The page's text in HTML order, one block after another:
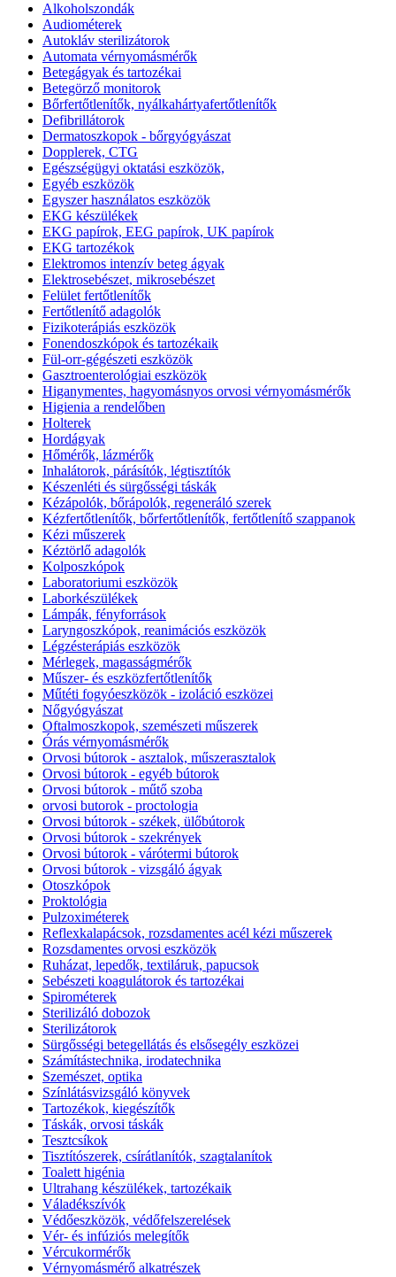
Alkoholszondák
Audiométerek
Autokláv sterilizátorok
Automata vérnyomásmérők
Betegágyak és tartozékai
Betegörző monitorok
Bőrfertőtlenítők, nyálkahártyafertőtlenítők
Defibrillátorok
Dermatoszkopok - bőrgyógyászat
Dopplerek, CTG
Egészségügyi oktatási eszközök,
Egyéb eszközök
Egyszer használatos eszközök
EKG készülékek
EKG papírok, EEG papírok, UK papírok
EKG tartozékok
Elektromos intenzív beteg ágyak
Elektrosebészet, mikrosebészet
Felület fertőtlenítők
Fertőtlenítő adagolók
Fizikoterápiás eszközök
Fonendoszkópok és tartozékaik
Fül-orr-gégészeti eszközök
Gasztroenterológiai eszközök
Higanymentes, hagyomásnyos orvosi vérnyomásmérők
Higienia a rendelőben
Holterek
Hordágyak
Hőmérők, lázmérők
Inhalátorok, párásítók, légtisztítók
Készenléti és sürgősségi táskák
Kézápolók, bőrápolók, regeneráló szerek
Kézfertőtlenítők, bőrfertőtlenítők, fertőtlenítő szappanok
Kézi műszerek
Kéztörlő adagolók
Kolposzkópok
Laboratoriumi eszközök
Laborkészülékek
Lámpák, fényforrások
Laryngoszkópok, reanimációs eszközök
Légzésterápiás eszközök
Mérlegek, magasságmérők
Műszer- és eszközfertőtlenítők
Műtéti fogyóeszközök - izoláció eszközei
Nőgyógyászat
Oftalmoszkopok, szemészeti műszerek
Órás vérnyomásmérők
Orvosi bútorok - asztalok, műszerasztalok
Orvosi bútorok - egyéb bútorok
Orvosi bútorok - műtő szoba
orvosi butorok - proctologia
Orvosi bútorok - székek, ülőbútorok
Orvosi bútorok - szekrények
Orvosi bútorok - várótermi bútorok
Orvosi bútorok - vizsgáló ágyak
Otoszkópok
Proktológia
Pulzoximéterek
Reflexkalapácsok, rozsdamentes acél kézi műszerek
Rozsdamentes orvosi eszközök
Ruházat, lepedők, textiláruk, papucsok
Sebészeti koagulátorok és tartozékai
Spirométerek
Sterilizáló dobozok
Sterilizátorok
Sürgősségi betegellátás és elsősegély eszközei
Számítástechnika, irodatechnika
Szemészet, optika
Színlátásvizsgáló könyvek
Tartozékok, kiegészítők
Táskák, orvosi táskák
Tesztcsíkok
Tisztítószerek, csírátlanítók, szagtalanítok
Toalett higénia
Ultrahang készülékek, tartozékaik
Váladékszívók
Védőeszközök, védőfelszerelések
Vér- és infúziós melegítők
Vércukormérők
Vérnyomásmérő alkatrészek